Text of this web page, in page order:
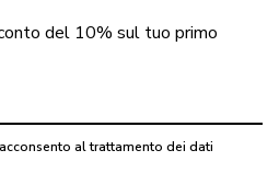
del 10% sul tuo primo
al trattamento dei dati